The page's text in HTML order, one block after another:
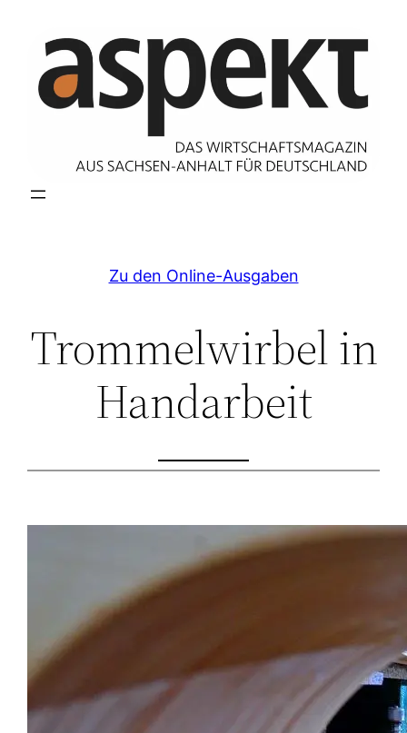
Inhalt
springen
Zu den Online-Ausgaben
Trommelwirbel in
Handarbeit